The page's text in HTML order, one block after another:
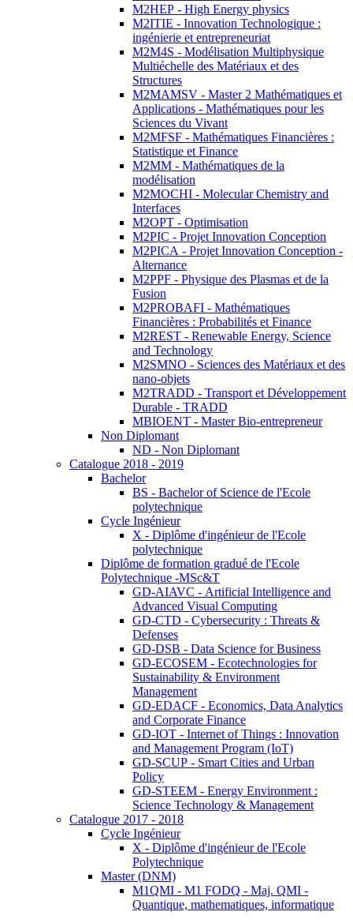
M2HEP - High Energy physics
M2ITIE - Innovation Technologique :
ingénierie et entrepreneuriat
M2M4S - Modélisation Multiphysique
Multiéchelle des Matériaux et des
Structures
M2MAMSV - Master 2 Mathématiques et
Applications - Mathématiques pour les
Sciences du Vivant
M2MFSF - Mathématiques Financières :
Statistique et Finance
M2MM - Mathématiques de la
modélisation
M2MOCHI - Molecular Chemistry and
Interfaces
M2OPT - Optimisation
M2PIC - Projet Innovation Conception
M2PICA - Projet Innovation Conception -
Alternance
M2PPF - Physique des Plasmas et de la
Fusion
M2PROBAFI - Mathématiques
Financières : Probabilités et Finance
M2REST - Renewable Energy, Science
and Technology
M2SMNO - Sciences des Matériaux et des
nano-objets
M2TRADD - Transport et Développement
Durable - TRADD
MBIOENT - Master Bio-entrepreneur
Non Diplomant
ND - Non Diplomant
Catalogue 2018 - 2019
Bachelor
BS - Bachelor of Science de l'Ecole
polytechnique
Cycle Ingénieur
X - Diplôme d'ingénieur de l'Ecole
polytechnique
Diplôme de formation gradué de l'Ecole
Polytechnique -MSc&T
GD-AIAVC - Artificial Intelligence and
Advanced Visual Computing
GD-CTD - Cybersecurity : Threats &
Defenses
GD-DSB - Data Science for Business
GD-ECOSEM - Ecotechnologies for
Sustainability & Environment
Management
GD-EDACF - Economics, Data Analytics
and Corporate Finance
GD-IOT - Internet of Things : Innovation
and Management Program (IoT)
GD-SCUP - Smart Cities and Urban
Policy
GD-STEEM - Energy Environment :
Science Technology & Management
Catalogue 2017 - 2018
Cycle Ingénieur
X - Diplôme d'ingénieur de l'Ecole
Polytechnique
Master (DNM)
M1QMI - M1 FODQ - Maj. QMI -
Quantique, mathematiques, informatique